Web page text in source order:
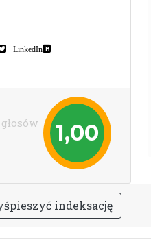
LinkedIn
1,00
śpieszyć indeksację